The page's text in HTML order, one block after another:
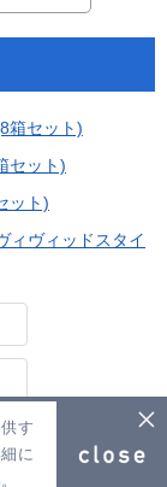
箱セット)
セット)
ット)
ィヴィッドスタイ
す
に